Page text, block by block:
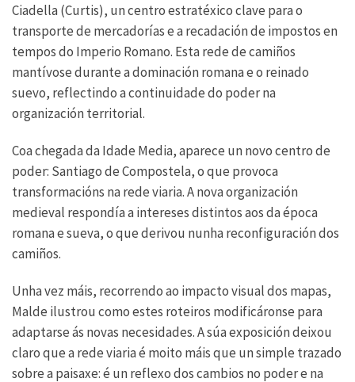
Ciadella (Curtis), un centro estratéxico clave para o
transporte de mercadorías e a recadación de impostos en
tempos do Imperio Romano. Esta rede de camiños
mantívose durante a dominación romana e o reinado
suevo, reflectindo a continuidade do poder na
organización territorial.
Coa chegada da Idade Media, aparece un novo centro de
poder: Santiago de Compostela, o que provoca
transformacións na rede viaria. A nova organización
medieval respondía a intereses distintos aos da época
romana e sueva, o que derivou nunha reconfiguración dos
camiños.
Unha vez máis, recorrendo ao impacto visual dos mapas,
Malde ilustrou como estes roteiros modificáronse para
adaptarse ás novas necesidades. A súa exposición deixou
claro que a rede viaria é moito máis que un simple trazado
sobre a paisaxe: é un reflexo dos cambios no poder e na